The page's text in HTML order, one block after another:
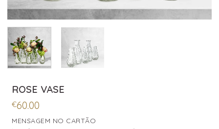
ROSE VASE
€60.00
MENSAGEM NO CARTÃO